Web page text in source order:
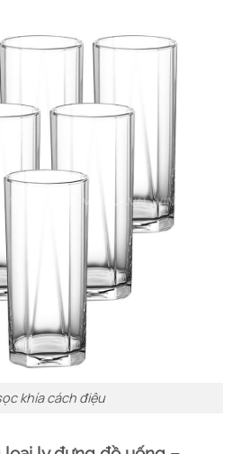
khía cách điệu